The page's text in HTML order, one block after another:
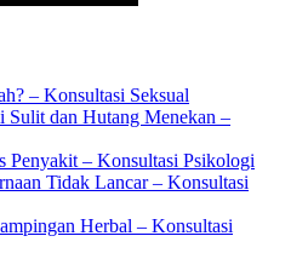
– Konsultasi Seksual
Sulit dan Hutang Menekan –
Penyakit – Konsultasi Psikologi
Tidak Lancar – Konsultasi
Herbal – Konsultasi